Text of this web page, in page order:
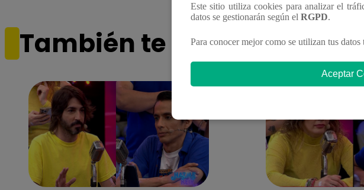
También te puede
Este sitio utiliza cookies para analizar el
datos se gestionarán según el RGPD.
Para conocer mejor como se utilizan tus
Aceptar